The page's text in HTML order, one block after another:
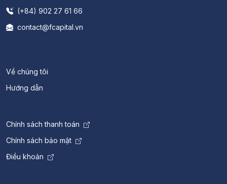
(+84) 902 27 61 66
contact@fcapital.vn
Về chúng tôi
Hướng dẫn
Chính sách thanh toán
Chính sách bảo mật
Điều khoản